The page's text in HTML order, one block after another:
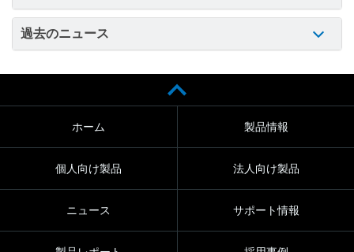
過去のニュース
ホーム 製品情報
個人向け製品 法人向け製品
ニュース サポート情報